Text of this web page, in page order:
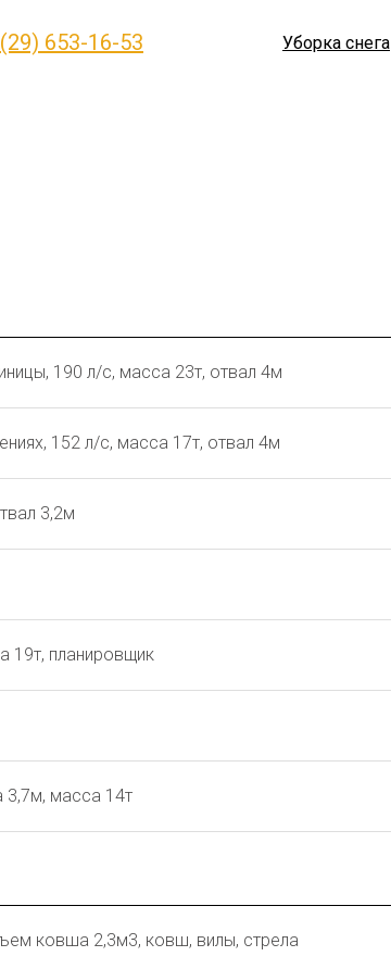
653-16-53 Уборка снега
190 л/с, масса 23т, отвал 4м
152 л/с, масса 17т, отвал 4м
3,2м
19т, планировщик
3,7м, масса 14т
ковша 2,3м3, ковш, вилы, стрела